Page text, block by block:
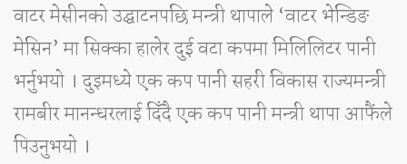
वाटर मेसीनको उद्घाटनपछि मन्त्री थापाले ‘वाटर भेन्डिङ
मेसिन’ मा सिक्का हालेर दुई वटा कपमा मिलिलिटर पानी
भर्नुभयो । दुइमध्ये एक कप पानी सहरी विकास राज्यमन्त्री
रामबीर मानन्धरलाई दिँदै एक कप पानी मन्त्री थापा आफैंले
पिउनुभयो ।